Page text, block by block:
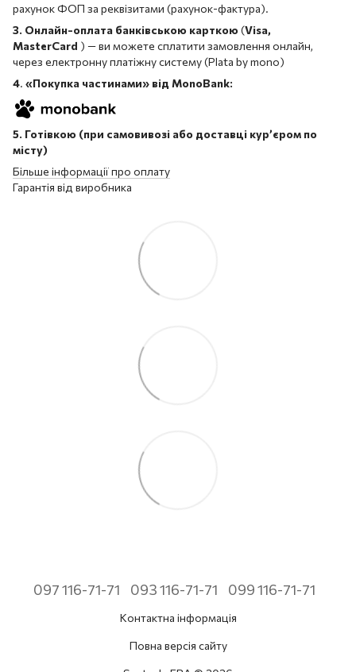
рахунок ФОП за реквізитами (рахунок-фактура).
3. Онлайн-оплата банківською карткою (Visa,
MasterCard ) — ви можете сплатити замовлення онлайн,
через електронну платіжну систему (Plata by mono)
4. «Покупка частинами» від MonoBank:
5. Готівкою (при самовивозі або доставці кур’єром по
місту)
Більше інформації про оплату
Гарантія від виробника
097 116-71-71 093 116-71-71 099 116-71-71
Контактна інформація
Повна версія сайту